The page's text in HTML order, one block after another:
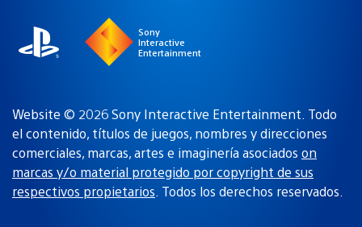
Sony
Interactive
Entertainment
Website © 2026 Sony Interactive Entertainment. Todo
el contenido, títulos de juegos, nombres y direcciones
comerciales, marcas, artes e imaginería asociados on
marcas y/o material protegido por copyright de sus
respectivos propietarios. Todos los derechos reservados.